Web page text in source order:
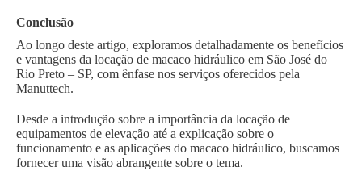
Conclusão
Ao longo deste artigo, exploramos detalhadamente os benefícios
e vantagens da locação de macaco hidráulico em São José do
Rio Preto – SP, com ênfase nos serviços oferecidos pela
Manuttech.
Desde a introdução sobre a importância da locação de
equipamentos de elevação até a explicação sobre o
funcionamento e as aplicações do macaco hidráulico, buscamos
fornecer uma visão abrangente sobre o tema.